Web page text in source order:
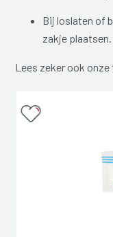
Bij loslaten of
zakje plaatsen.
Lees zeker ook